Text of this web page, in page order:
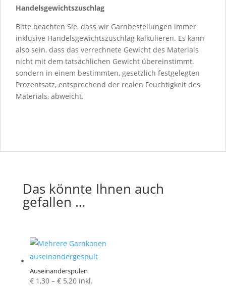
Handelsgewichtszuschlag
Bitte beachten Sie, dass wir Garnbestellungen immer
inklusive Handelsgewichtszuschlag kalkulieren. Es kann
also sein, dass das verrechnete Gewicht des Materials
nicht mit dem tatsächlichen Gewicht übereinstimmt,
sondern in einem bestimmten, gesetzlich festgelegten
Prozentsatz, entsprechend der realen Feuchtigkeit des
Materials, abweicht.
Das könnte Ihnen auch
gefallen …
Auseinanderspulen
€1,30 – €5,20Preisspanne:
inkl.